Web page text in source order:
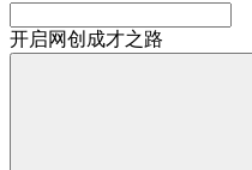
开启网创成才之路